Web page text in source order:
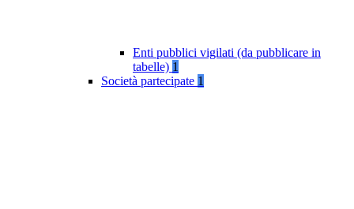
Enti pubblici vigilati (da pubblicare in
tabelle) 1
Società partecipate 1